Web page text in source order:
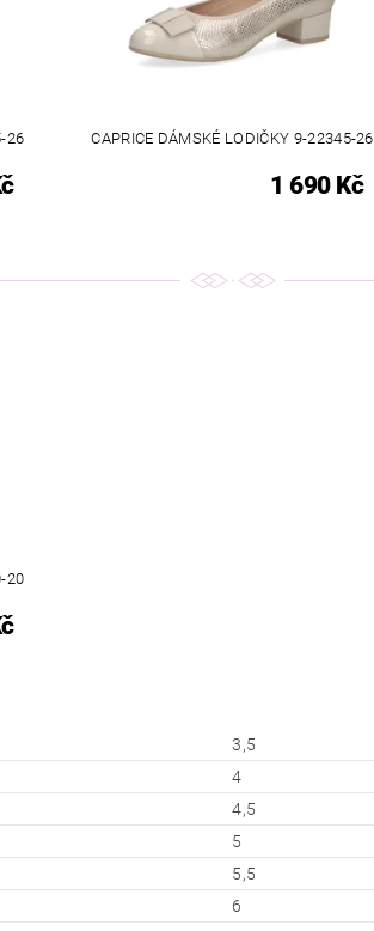
26 CAPRICE DÁMSKÉ LODIČKY 9-22345-26
1 690 Kč
20
3,5
4
4,5
5
5,5
6